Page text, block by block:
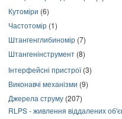
Кутоміри (6)
Частотомір (1)
Штангенглибиномір (7)
Штангенінструмент (8)
Інтерфейсні пристрої(3)
Виконавчі механізми (9)
Джерела струму (207)
RLPS - живлення віддалених